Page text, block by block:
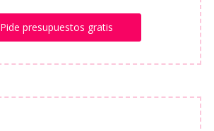
Pide presupuestos gratis